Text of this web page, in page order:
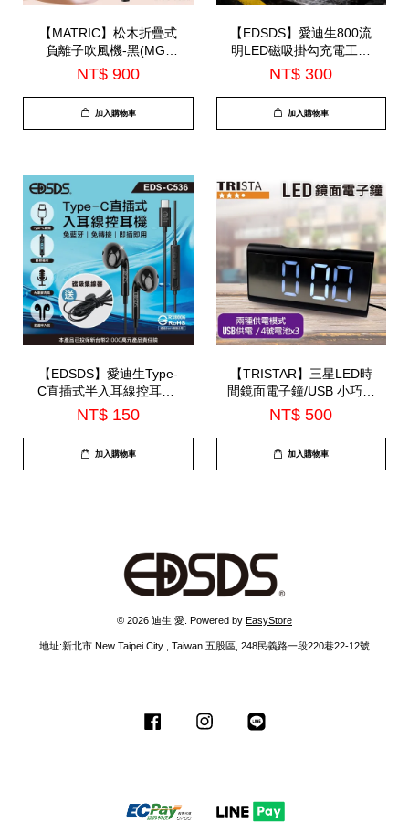
【MATRIC】松木折疊式
負離子吹風機-黑(MG-
HD0820L)
NT$ 900
加入購物車
【EDSDS】愛迪生800流
明LED磁吸掛勾充電工作
燈(EDS-G871)
NT$ 300
加入購物車
【EDSDS】愛迪生Type-
C直插式半入耳線控耳機-
內建麥克風(EDS-C536)
NT$ 150
加入購物車
【TRISTAR】三星LED時
間鏡面電子鐘/USB 小巧精
緻可當鏡子使用 |12/4小時
制|(TS-A52)
NT$ 500
加入購物車
© 2026 迪生 愛. Powered by EasyStore
地址:新北市 New Taipei City , Taiwan 五股區, 248民義路一段220巷22-12號
Facebook Instagram